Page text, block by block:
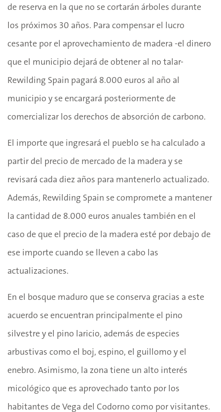
de reserva en la que no se cortarán árboles durante
los próximos 30 años. Para compensar el lucro
cesante por el aprovechamiento de madera -el dinero
que el municipio dejará de obtener al no talar-
Rewilding Spain pagará 8.000 euros al año al
municipio y se encargará posteriormente de
comercializar los derechos de absorción de carbono.
El importe que ingresará el pueblo se ha calculado a
partir del precio de mercado de la madera y se
revisará cada diez años para mantenerlo actualizado.
Además, Rewilding Spain se compromete a mantener
la cantidad de 8.000 euros anuales también en el
caso de que el precio de la madera esté por debajo de
ese importe cuando se lleven a cabo las
actualizaciones.
En el bosque maduro que se conserva gracias a este
acuerdo se encuentran principalmente el pino
silvestre y el pino laricio, además de especies
arbustivas como el boj, espino, el guillomo y el
enebro. Asimismo, la zona tiene un alto interés
micológico que es aprovechado tanto por los
habitantes de Vega del Codorno como por visitantes.